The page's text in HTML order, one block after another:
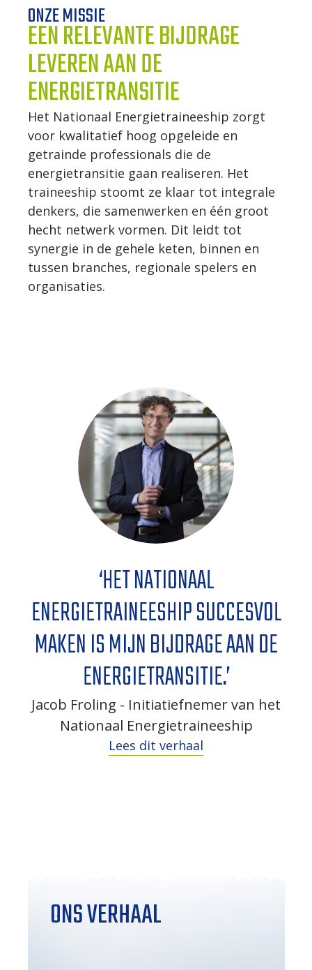
ONZE MISSIE
EEN RELEVANTE BIJDRAGE
LEVEREN AAN DE
ENERGIETRANSITIE
Het Nationaal Energietraineeship zorgt
voor kwalitatief hoog opgeleide en
getrainde professionals die de
energietransitie gaan realiseren. Het
traineeship stoomt ze klaar tot integrale
denkers, die samenwerken en één groot
hecht netwerk vormen. Dit leidt tot
synergie in de gehele keten, binnen en
tussen branches, regionale spelers en
organisaties.
‘HET NATIONAAL
ENERGIETRAINEESHIP SUCCESVOL
MAKEN IS MIJN BIJDRAGE AAN DE
ENERGIETRANSITIE.’
Jacob Froling - Initiatiefnemer van het
Nationaal Energietraineeship
Lees dit verhaal
ONS VERHAAL